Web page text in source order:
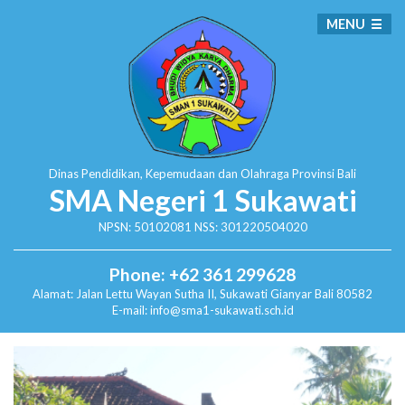
Dinas Pendidikan, Kepemudaan dan Olahraga Provinsi Bali
SMA Negeri 1 Sukawati
NPSN: 50102081 NSS: 301220504020
Phone: +62 361 299628
Alamat: Jalan Lettu Wayan Sutha II, SukawatiGianyar Bali 80582
E-mail: info@sma1-sukawati.sch.id
MENU